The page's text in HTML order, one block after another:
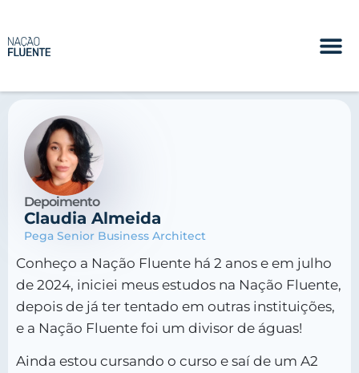
Depoimento
Claudia Almeida
Pega Senior Business Architect
Conheço a Nação Fluente há 2 anos e em julho
de 2024, iniciei meus estudos na Nação Fluente,
depois de já ter tentado em outras instituições,
e a Nação Fluente foi um divisor de águas!
Ainda estou cursando o curso e saí de um A2